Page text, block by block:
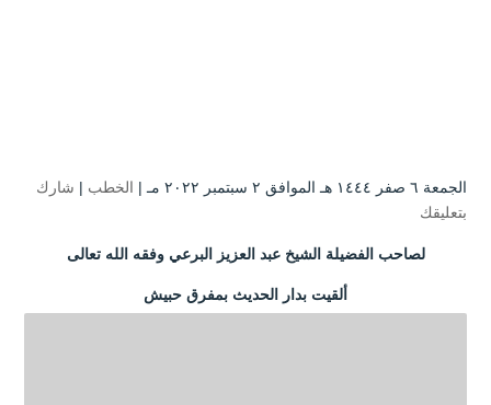
الجمعة ٦ صفر ۱٤٤٤ هـ الموافق ۲ سبتمبر ۲۰۲۲ مـ | الخطب | شارك
بتعليقك
لصاحب الفضيلة الشيخ عبد العزيز البرعي وفقه الله تعالى
ألقيت بدار الحديث بمفرق حبيش